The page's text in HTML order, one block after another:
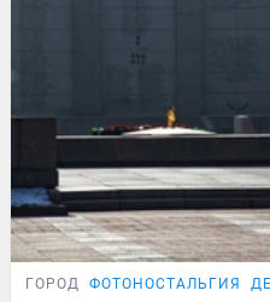
ГОРОД ФОТОНОСТАЛЬГИЯ